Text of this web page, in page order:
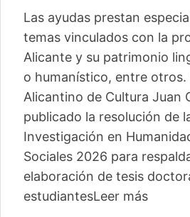
Las ayudas prestan
temas vinculados con la
Alicante y su patrimonio
o humanístico, entre
Alicantino de Cultura Juan
publicado la resolución de
Investigación en
Sociales 2026 para
elaboración de tesis
estudiantesLeer más